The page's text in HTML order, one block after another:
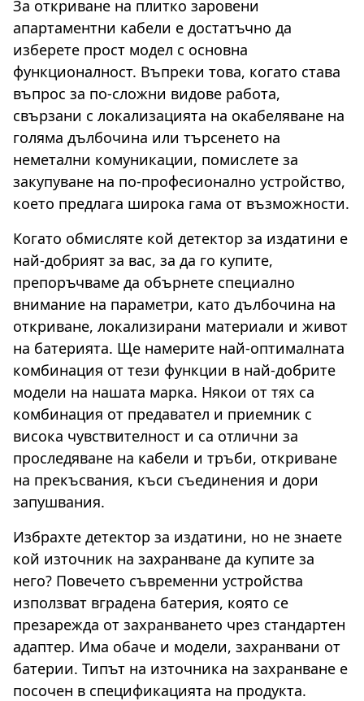
За откриване на плитко заровени
апартаментни кабели е достатъчно да
изберете прост модел с основна
функционалност. Въпреки това, когато става
въпрос за по-сложни видове работа,
свързани с локализацията на окабеляване на
голяма дълбочина или търсенето на
неметални комуникации, помислете за
закупуване на по-професионално устройство,
което предлага широка гама от възможности.
Когато обмисляте кой детектор за издатини е
най-добрият за вас, за да го купите,
препоръчваме да обърнете специално
внимание на параметри, като дълбочина на
откриване, локализирани материали и живот
на батерията. Ще намерите най-оптималната
комбинация от тези функции в най-добрите
модели на нашата марка. Някои от тях са
комбинация от предавател и приемник с
висока чувствителност и са отлични за
проследяване на кабели и тръби, откриване
на прекъсвания, къси съединения и дори
запушвания.
Избрахте детектор за издатини, но не знаете
кой източник на захранване да купите за
него? Повечето съвременни устройства
използват вградена батерия, която се
презарежда от захранването чрез стандартен
адаптер. Има обаче и модели, захранвани от
батерии. Типът на източника на захранване е
посочен в спецификацията на продукта.